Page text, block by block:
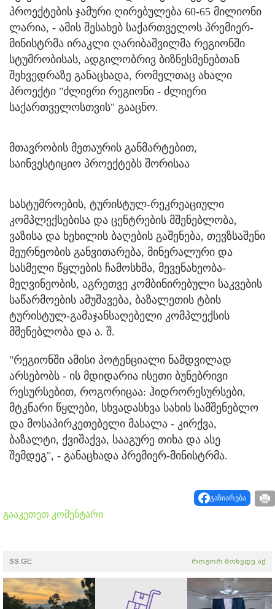
პროექტების ჯამური ღირებულება 60-65 მილიონი
ლარია, - ამის შესახებ საქართველოს პრემიერ-
მინისტრმა ირაკლი ღარიბაშვილმა რეგიონში
სტუმრობისას, ადგილობრივ ბიზნესმენებთან
შეხვედრაზე განაცხადა, რომელთაც ახალი
პროექტი "ძლიერი რეგიონი - ძლიერი
საქართველოსთვის" გააცნო.
მთავრობის მეთაურის განმარტებით,
საინვესტიციო პროექტებს შორისაა
სასტუმროების, ტურისტულ-რეკრეაციული
კომპლექსებისა და ცენტრების მშენებლობა,
ვაზისა და ხეხილის ბაღების გაშენება, თევზსაშენი
მეურნეობის განვითარება, მინერალური და
სასმელი წყლების ჩამოსხმა, მევენახეობა-
მეღვინეობის, აგრეთვე კომბინირებული საკვების
საწარმოების ამუშავება, ბაზალეთის ტბის
ტურისტულ-გამაჯანსაღებელი კომპლექსის
მშენებლობა და ა. შ.
"რეგიონში ამისი პოტენციალი ნამდვილად
არსებობს - ის მდიდარია ისეთი ბუნებრივი
რესურსებით, როგორიცაა: ჰიდრორესურსები,
მტკნარი წყლები, სხვადასხვა სახის სამშენებლო
და მოსაპირკეთებელი მასალა - კირქვა,
ბაზალტი, ქვიშაქვა, სააგურე თიხა და ასე
შემდეგ", - განაცხადა პრემიერ-მინისტრმა.
გაზიარება
გააკეთეთ კომენტარი
SS.GE როგორ მოხვდე აქ